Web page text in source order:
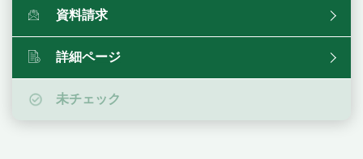
資料請求
詳細ページ
未チェック